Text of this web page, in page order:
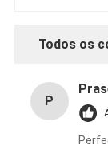
Todos os
P